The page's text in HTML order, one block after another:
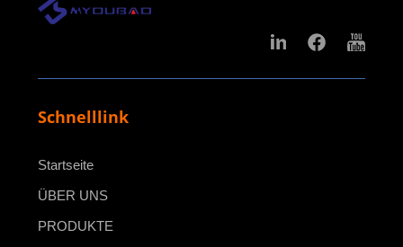
Schnelllink
Startseite
ÜBER UNS
PRODUKTE